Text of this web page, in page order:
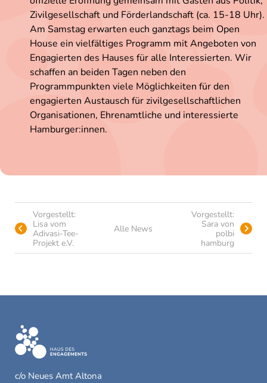
Zivilgesellschaft und Förderlandschaft (ca. 15-18 Uhr).
Am Samstag erwarten euch ganztags beim Open
House ein vielfältiges Programm mit Angeboten von
Engagierten des Hauses für alle Interessierten. Wir
schaffen an beiden Tagen neben den
Programmpunkten viele Möglichkeiten für den
engagierten Austausch für zivilgesellschaftlichen
Organisationen, Ehrenamtliche und interessierte
Hamburger:innen.
Vorgestellt:
Lisa vom
Adivasi-Tee-
Projekt e.V.
Alle News
Vorgestellt:
Sara von
polbi
hamburg
c/o Neues Amt Altona